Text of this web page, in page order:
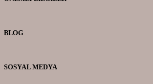
BLOG
SOSYAL MEDYA